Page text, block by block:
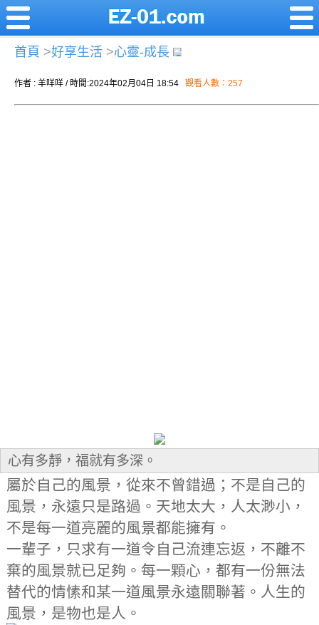
首頁 >好享生活 >心靈-成長
作者 : 羊咩咩 / 時間:2024年02月04日 18:54 觀看人數：257
心有多靜，福就有多深。
屬於自己的風景，從來不曾錯過；不是自己的
風景，永遠只是路過。天地太大，人太渺小，
不是每一道亮麗的風景都能擁有。
一輩子，只求有一道令自己流連忘返，不離不
棄的風景就已足夠。每一顆心，都有一份無法
替代的情愫和某一道風景永遠關聯著。人生的
風景，是物也是人。